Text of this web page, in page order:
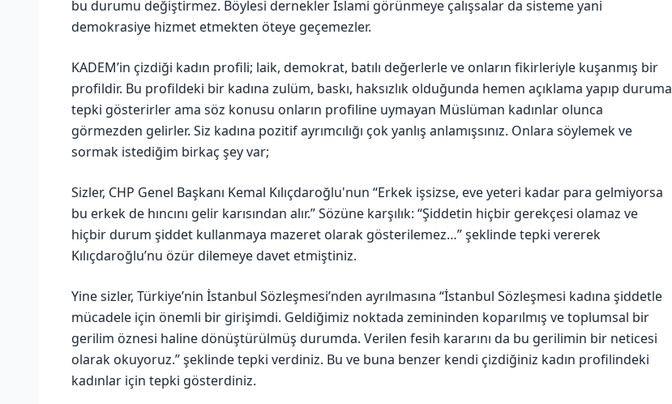
bu durumu değiştirmez. Böylesi dernekler İslami görünmeye çalışsalar da sisteme yani
demokrasiye hizmet etmekten öteye geçemezler.
KADEM’in çizdiği kadın profili; laik, demokrat, batılı değerlerle ve onların fikirleriyle kuşanmış bir
profildir. Bu profildeki bir kadına zulüm, baskı, haksızlık olduğunda hemen açıklama yapıp duruma
tepki gösterirler ama söz konusu onların profiline uymayan Müslüman kadınlar olunca
görmezden gelirler. Siz kadına pozitif ayrımcılığı çok yanlış anlamışsınız. Onlara söylemek ve
sormak istediğim birkaç şey var;
Sizler, CHP Genel Başkanı Kemal Kılıçdaroğlu'nun “Erkek işsizse, eve yeteri kadar para gelmiyorsa
bu erkek de hıncını gelir karısından alır.” Sözüne karşılık: “Şiddetin hiçbir gerekçesi olamaz ve
hiçbir durum şiddet kullanmaya mazeret olarak gösterilemez…” şeklinde tepki vererek
Kılıçdaroğlu’nu özür dilemeye davet etmiştiniz.
Yine sizler, Türkiye’nin İstanbul Sözleşmesi’nden ayrılmasına “İstanbul Sözleşmesi kadına şiddetle
mücadele için önemli bir girişimdi. Geldiğimiz noktada zemininden koparılmış ve toplumsal bir
gerilim öznesi haline dönüştürülmüş durumda. Verilen fesih kararını da bu gerilimin bir neticesi
olarak okuyoruz.” şeklinde tepki verdiniz. Bu ve buna benzer kendi çizdiğiniz kadın profilindeki
kadınlar için tepki gösterdiniz.